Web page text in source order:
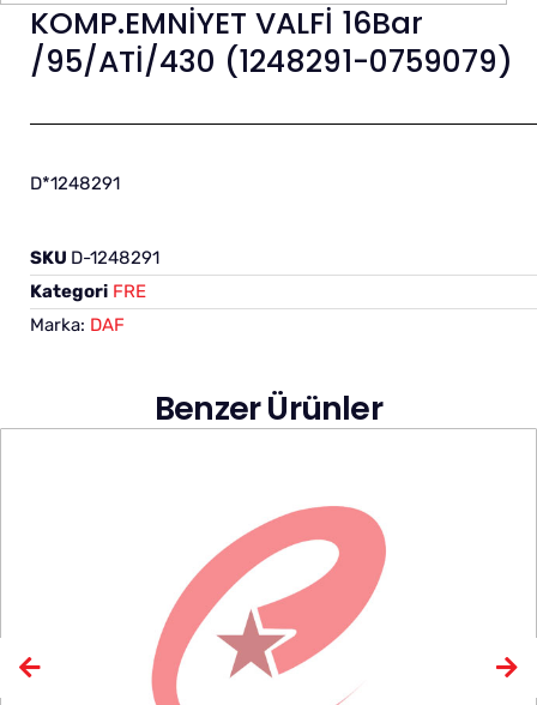
KOMP.EMNİYET VALFİ 16Bar
/95/ATİ/430 (1248291-0759079)
D*1248291
SKU D-1248291
Kategori FRE
Marka: DAF
Benzer Ürünler